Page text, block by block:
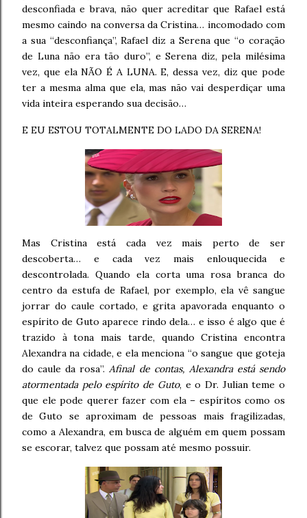
desconfiada e brava, não quer acreditar que Rafael está
mesmo caindo na conversa da Cristina… incomodado com
a sua “desconfiança”, Rafael diz a Serena que “o coração
de Luna não era tão duro”, e Serena diz, pela milésima
vez, que ela NÃO É A LUNA. E, dessa vez, diz que pode
ter a mesma alma que ela, mas não vai desperdiçar uma
vida inteira esperando sua decisão…
E EU ESTOU TOTALMENTE DO LADO DA SERENA!
Mas Cristina está cada vez mais perto de ser
descoberta… e cada vez mais enlouquecida e
descontrolada. Quando ela corta uma rosa branca do
centro da estufa de Rafael, por exemplo, ela vê sangue
jorrar do caule cortado, e grita apavorada enquanto o
espírito de Guto aparece rindo dela… e isso é algo que é
trazido à tona mais tarde, quando Cristina encontra
Alexandra na cidade, e ela menciona “o sangue que goteja
do caule da rosa”.Afinal de contas, Alexandra está sendo
atormentada pelo espírito de Guto, e o Dr. Julian teme o
que ele pode querer fazer com ela – espíritos como os
de Guto se aproximam de pessoas mais fragilizadas,
como a Alexandra, em busca de alguém em quem possam
se escorar, talvez que possam até mesmo possuir.